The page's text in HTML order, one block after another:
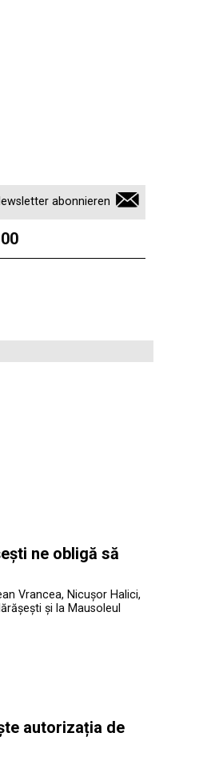
abonnieren
ne obligă să
Vrancea, Nicușor Halici,
și la Mausoleul
autorizația de